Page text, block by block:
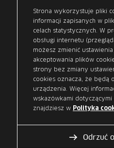
dotychczasowego
dotyczy przeniesienia
przekazanie środków,
i pełnomocnictw
dotychczasowym
przekazania
zmianie
urzędowi
Wszystkie
przejmuje nowy
kilka dni i nie
Strona wykorzystuje pliki
informacji zapisanych w
celach statystycznych. W
obsługi internetu
możesz zmienić
akceptowania plików
strony bez zmiany
cookies oznacza, że będą
urządzenia. Więcej
wskazówkami
znajdziesz w Polityka
Odrzuć